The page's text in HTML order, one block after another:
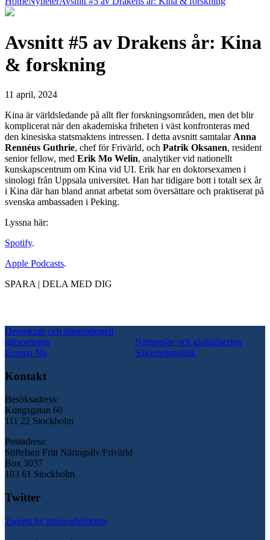
Avsnitt #5 av Drakens år: Kina
& forskning
11 april, 2024
Kina är världsledande på allt fler forskningsområden, men det blir
komplicerat när den akademiska friheten i väst konfronteras med
den kinesiska statsmaktens intressen. I detta avsnitt samtalar Anna
Rennéus Guthrie, chef för Frivärld, och Patrik Oksanen, resident
senior fellow, med Erik Mo Welin, analytiker vid nationellt
kunskapscentrum om Kina vid UI. Erik har en doktorsexamen i
sinologi från Uppsala universitet. Han har tidigare bott i totalt sex år
i Kina där han bland annat arbetat som översättare och praktiserat på
svenska ambassaden i Peking.
Lyssna här:
Spotify.
Apple Podcasts.
SPARA | DELA MED DIG
Demokrati och internationell
rättsordning
Näringsliv och globalisering
Europa Nu
Säkerhetspolitik
Kontakt
Besöksadress:
Kungsgatan 60
111 22 Stockholm
Postadress:
Stiftelsen Fritt Näringsliv/Frivärld
Box 3037
103 61 Stockholm
Twitter
Tweets by freeworldforum